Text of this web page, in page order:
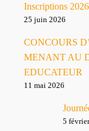
Inscriptions
25 juin 2026
CONCOURS
MENANT AU
EDUCATEUR
11 mai 2026
5